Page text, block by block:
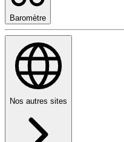
Baromètre
Nos autres sites